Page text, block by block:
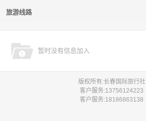
旅游线路
暂时没有信息加入
版权所有:长春国际旅行社
客户服务:13756124223
客户服务:18186863138